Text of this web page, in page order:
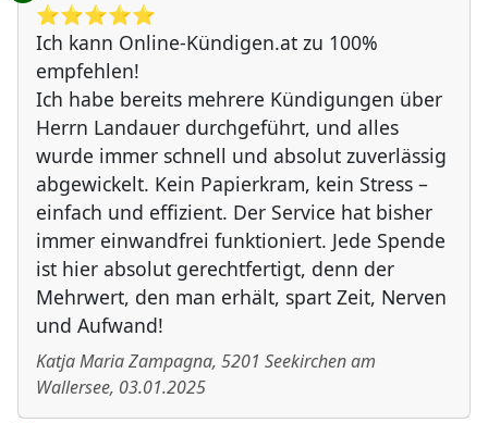
⭐️⭐️⭐️⭐️⭐️
Ich kann Online-Kündigen.at zu 100%
empfehlen!
Ich habe bereits mehrere Kündigungen über
Herrn Landauer durchgeführt, und alles
wurde immer schnell und absolut zuverlässig
abgewickelt. Kein Papierkram, kein Stress –
einfach und effizient. Der Service hat bisher
immer einwandfrei funktioniert. Jede Spende
ist hier absolut gerechtfertigt, denn der
Mehrwert, den man erhält, spart Zeit, Nerven
und Aufwand!
Katja Maria Zampagna, 5201 Seekirchen am
Wallersee, 03.01.2025